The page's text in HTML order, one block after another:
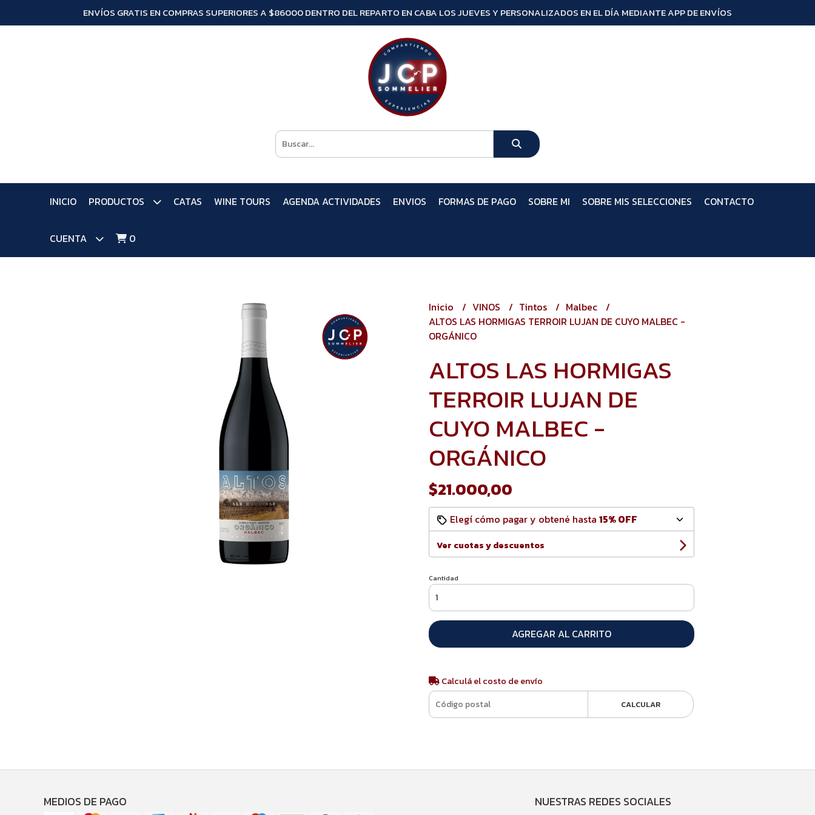
ENVÍOS GRATIS EN COMPRAS SUPERIORES A $86000 DENTRO DEL REPARTO EN CABA LOS JUEVES Y PERSONALIZADOS EN EL DÍA MEDIANTE APP DE ENVÍOS
INICIO PRODUCTOS CATAS WINE TOURS AGENDA ACTIVIDADES ENVIOS FORMAS DE PAGO SOBRE MI SOBRE MIS SELECCIONES CONTACTO
CUENTA 0
Inicio VINOS Tintos
Malbec
ALTOS LAS HORMIGAS TERROIR LUJAN DE CUYO MALBEC -
ORGÁNICO
ALTOS LAS HORMIGAS
TERROIR LUJAN DE
CUYO MALBEC -
ORGÁNICO
$21.000,00
Elegí cómo pagar y obtené hasta 15% OFF
Ver cuotas y descuentos
Cantidad
AGREGAR AL CARRITO
Calculá el costo de envío
CALCULAR
MEDIOS DE PAGO NUESTRAS REDES SOCIALES